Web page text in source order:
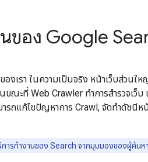
นของ Google
ของเรา ในความเป็นจริง หน้าเว็บส่วน
ขณะที่ Web Crawler ทำการสำรวจเว็
ถแก้ไขปัญหาการ Crawl, จัดทําดัชนีหน้
ารทํางานของ Search จากมุมมองของผู้ค้นหา